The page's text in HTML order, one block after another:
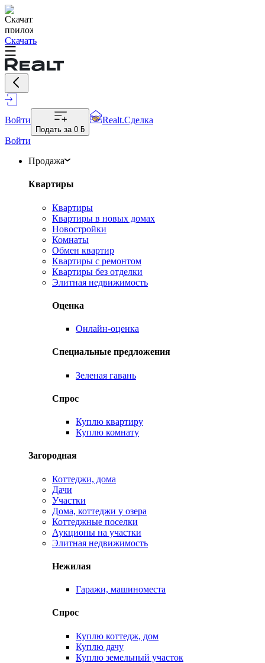
Скачать
Войти
Подать за 0 ƃ
Realt.Сделка
Войти
Продажа
Квартиры
Квартиры
Квартиры в новых домах
Новостройки
Комнаты
Обмен квартир
Квартиры с ремонтом
Квартиры без отделки
Элитная недвижимость
Оценка
Онлайн-оценка
Специальные предложения
Зеленая гавань
Спрос
Куплю квартиру
Куплю комнату
Загородная
Коттеджи, дома
Дачи
Участки
Дома, коттеджи у озера
Коттеджные поселки
Аукционы на участки
Элитная недвижимость
Нежилая
Гаражи, машиноместа
Спрос
Куплю коттедж, дом
Куплю дачу
Куплю земельный участок